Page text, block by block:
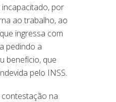
por
ao trabalho, ao
ingressa com
pedindo a
benefício, que
pelo INSS.
na